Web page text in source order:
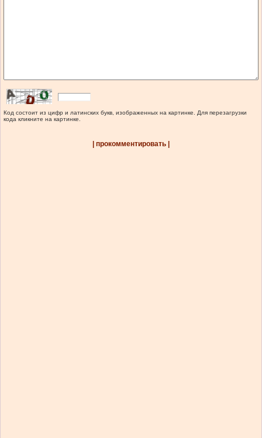
Код состоит из цифр и латинских букв, изображенных на картинке. Для перезагрузки
кода кликните на картинке.
| прокомментировать |